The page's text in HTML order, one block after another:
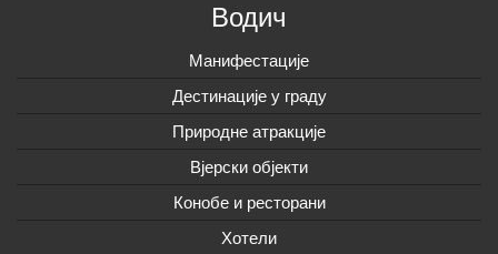
Водич
Манифестације
Дестинације у граду
Природне атракције
Вјерски објекти
Конобе и ресторани
Хотели